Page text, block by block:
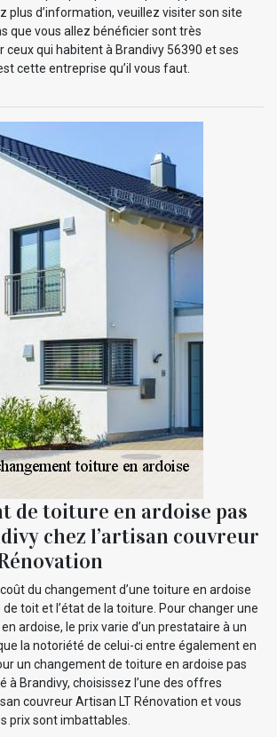
plus d’information, veuillez visiter son site
que vous allez bénéficier sont très
ceux qui habitent à Brandivy 56390 et ses
cette entreprise qu’il vous faut.
de toiture en ardoise pas
chez l’artisan couvreur
coût du changement d’une toiture en ardoise
toit et l’état de la toiture. Pour changer une
ardoise, le prix varie d’un prestataire à un
la notoriété de celui-ci entre également en
un changement de toiture en ardoise pas
à Brandivy, choisissez l’une des offres
couvreur Artisan LT Rénovation et vous
prix sont imbattables.